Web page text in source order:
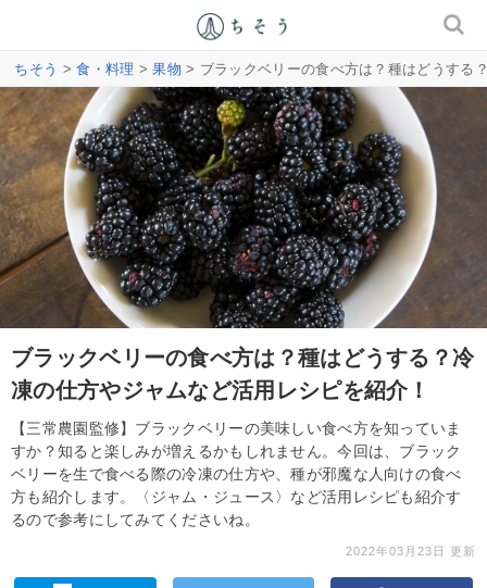
ちそう >食・料理 >果物 > ブラックベリーの食べ方は？種はどうする
ブラックベリーの食べ方は？種はどうする？冷
凍の仕方やジャムなど活用レシピを紹介！
【三常農園監修】ブラックベリーの美味しい食べ方を知っていま
すか？知ると楽しみが増えるかもしれません。今回は、ブラック
ベリーを生で食べる際の冷凍の仕方や、種が邪魔な人向けの食べ
方も紹介します。〈ジャム・ジュース〉など活用レシピも紹介す
るので参考にしてみてくださいね。
2022年03月23日 更新